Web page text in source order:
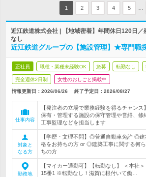
1 2 3 4 5
近江鉄道株式会社 | 【地域密着】年間休日120日
なし
近江鉄道グループの【施設管理】★専門職
正社員 職種・業種未経験OK 急募 転勤なし
完全週休2日制 女性のおしごと掲載中
情報更新日：2026/06/26 終了予定日： 2026/08/27
仕事内容
【発注者の立場で業務経験を得るチャン
保有・管理する施設の保守管理や営繕、修
工事監理などを担当します
対象と
なる方
【学歴・文理不問】◎普通自動車免許 ◎
格をお持ちの方 or ◎建築工事に関する何
ちの方
勤務地
【マイカー通勤可】【転勤なし】 ＜本社
15番1 ※転勤なし！滋賀に根付いて働…